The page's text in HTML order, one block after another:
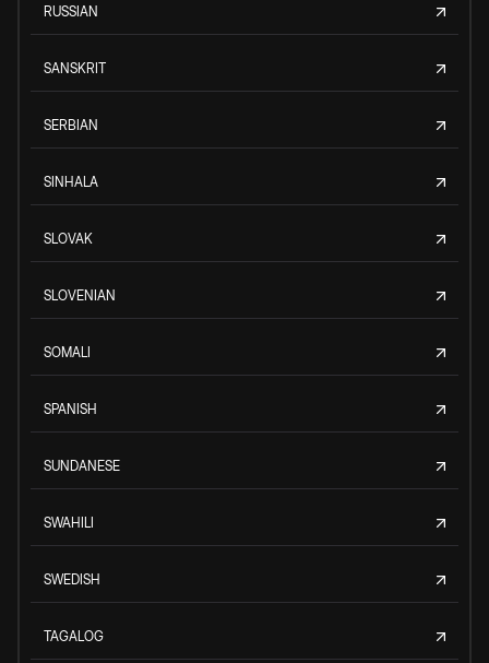
RUSSIAN
SANSKRIT
SERBIAN
SINHALA
SLOVAK
SLOVENIAN
SOMALI
SPANISH
SUNDANESE
SWAHILI
SWEDISH
TAGALOG